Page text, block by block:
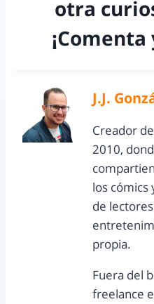
otra
J.J.
Creador
2010,
los cómics
de
propia.
Fuera del
freelance